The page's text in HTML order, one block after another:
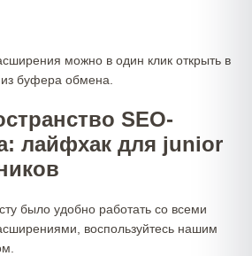
можно в один клик открыть в
буфера обмена.
SEO-
лайфхак для junior
было удобно работать со всеми
воспользуйтесь нашим